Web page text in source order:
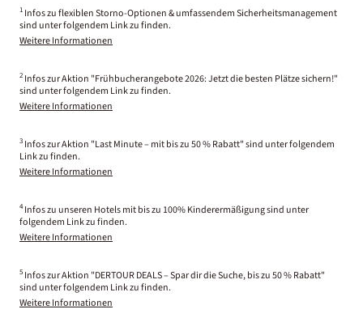
1 Infos zu flexiblen Storno-Optionen & umfassendem Sicherheitsmanagement
sind unter folgendem Link zu finden.
Weitere Informationen
2 Infos zur Aktion "Frühbucherangebote 2026: Jetzt die besten Plätze sichern!"
sind unter folgendem Link zu finden.
Weitere Informationen
3 Infos zur Aktion "Last Minute – mit bis zu 50 % Rabatt" sind unter folgendem
Link zu finden.
Weitere Informationen
4 Infos zu unseren Hotels mit bis zu 100% Kinderermäßigung sind unter
folgendem Link zu finden.
Weitere Informationen
5 Infos zur Aktion "DERTOUR DEALS – Spar dir die Suche, bis zu 50 % Rabatt"
sind unter folgendem Link zu finden.
Weitere Informationen